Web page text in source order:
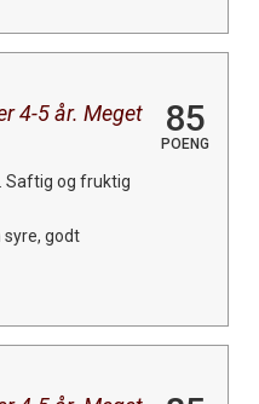
4-5 år. Meget
85
POENG
Saftig og fruktig
syre, godt